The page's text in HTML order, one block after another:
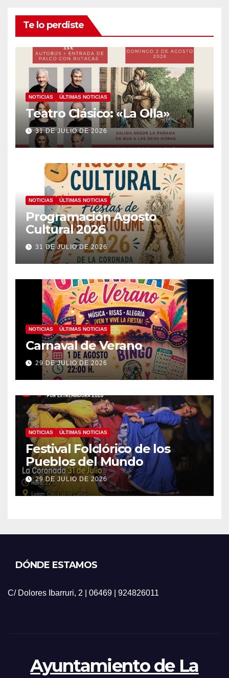
Te lo perdiste
NOTICIAS ÚLTIMAS NOTICIAS
Teatro Clásico: «La Olla»
31 DE JULIO DE 2026
NOTICIAS ÚLTIMAS NOTICIAS
Programación Agosto
Cultural 2026
31 DE JULIO DE 2026
NOTICIAS ÚLTIMAS NOTICIAS
Carnaval de Verano
29 DE JULIO DE 2026
NOTICIAS ÚLTIMAS NOTICIAS
Festival Folclórico de los
Pueblos del Mundo
29 DE JULIO DE 2026
DÓNDE ESTAMOS
C/ Dolores Ibarruri, 2 | 06469 | 924826011
Ayuntamiento de La